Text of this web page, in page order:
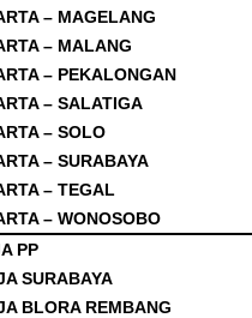
– MAGELANG
– MALANG
– PEKALONGAN
– SALATIGA
– SOLO
– SURABAYA
– TEGAL
– WONOSOBO
PP
SURABAYA
BLORA REMBANG